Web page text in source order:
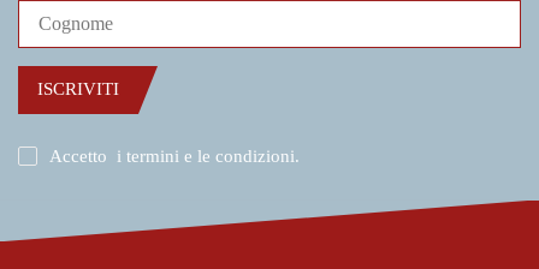
ISCRIVITI
Accetto i termini e le condizioni.